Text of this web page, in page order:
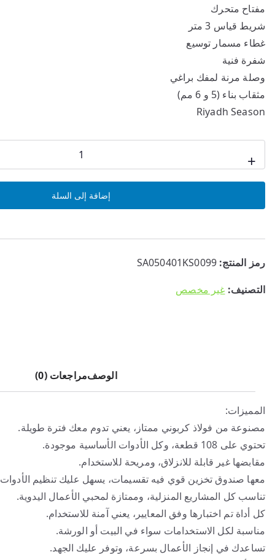
مفتاح متحرك
شريط قياس 3 متر
غطاء مسمار توسيع
شفرة فنية
وصلة مرنة لمفك براغي
مثقاب بناء (5 و 6 مم)
Riyadh Season
•
مجموعة
108
قطعة
+
إضافة إلى السلة
رمز المنتج: SA050401KS0099
التصنيف: غير مخصص
الوصفمراجعات (0)
المميزات:
مصنوعة من فولاذ كربوني ممتاز، يعني تدوم معك فترة طويلة.
تحتوي على 108 قطعة، وكل الأدوات الأساسية موجودة.
مقابضها غير قابلة للانزلاق، ومريحة للاستخدام.
معها صندوق تخزين قوي فيه تقسيمات، يسهل عليك تنظيم
تناسب كل المشاريع المنزلية، وممتازة لمحبي الأعمال اليدوية.
كل أداة تم اختبارها وفق المعايير، يعني آمنة للاستخدام.
مناسبة لكل الاستخدامات سواء في البيت أو الورشة.
تساعدك في إنجاز الأعمال بسرعة، وتوفر عليك الجهد.